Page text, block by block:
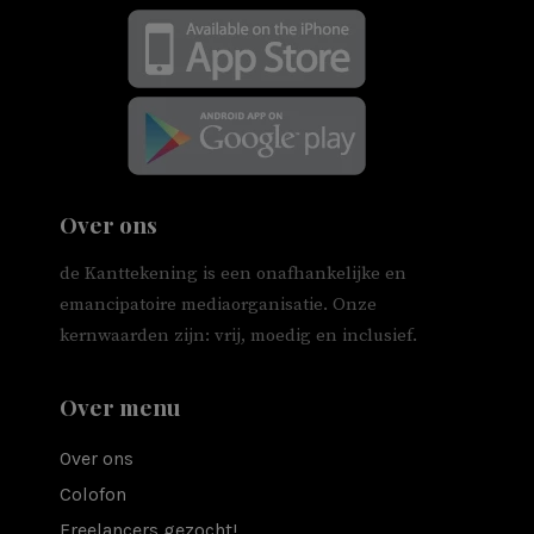
Over ons
de Kanttekening is een onafhankelijke en
emancipatoire mediaorganisatie. Onze
kernwaarden zijn: vrij, moedig en inclusief.
Over menu
Over ons
Colofon